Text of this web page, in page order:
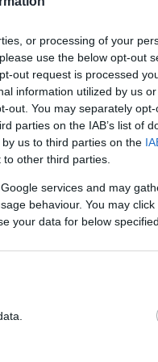
or processing of your
use the below opt-out
out request is processed
information utilized by us
out. You may separately
parties on the IAB’s list of
us to third parties on the
other third parties.
services and may
behaviour. You may
your data for below
Τζολί είχε
Σκλήρυνση και